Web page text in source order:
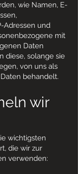
wie Namen, E-
Adressen und
mit
Daten
diese, solange sie
von uns als
behandelt.
wir
wichtigsten
die wir zur
verwenden: